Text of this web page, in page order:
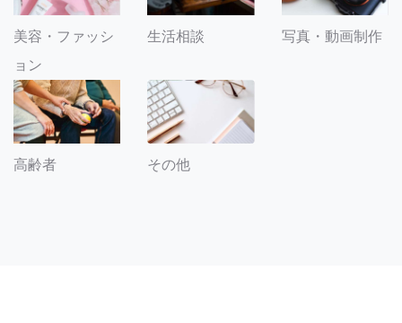
美容・ファッシ
ョン
生活相談 写真・動画制作
高齢者 その他